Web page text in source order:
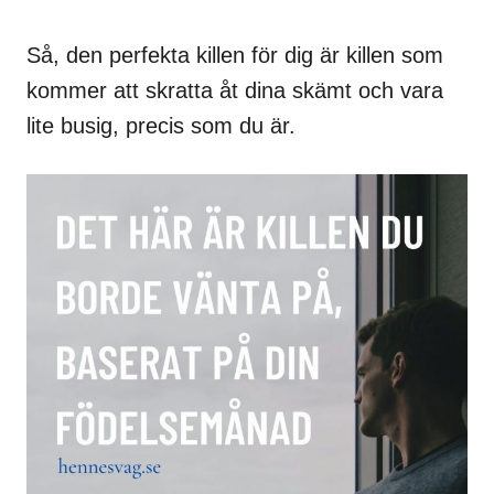
Så, den perfekta killen för dig är killen som
kommer att skratta åt dina skämt och vara
lite busig, precis som du är.